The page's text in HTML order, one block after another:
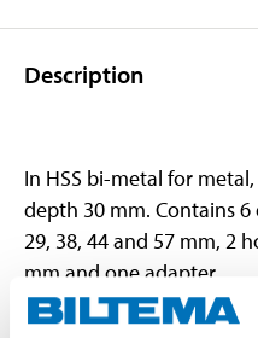
Description
In HSS bi-metal for
depth 30 mm. Contains
29, 38, 44 and 57 mm, 2
mm and one adapter.